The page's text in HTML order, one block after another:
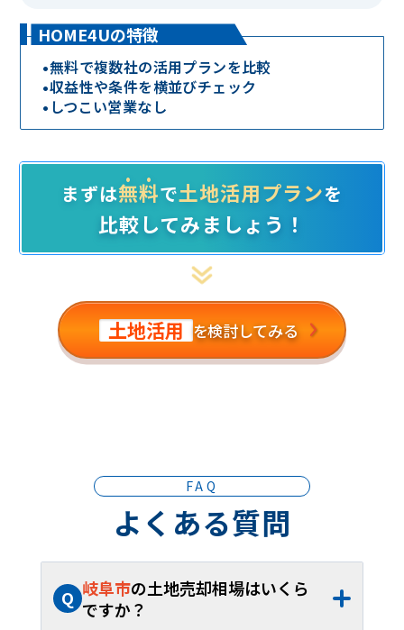
HOME4Uの特徴
•無料で複数社の活用プランを比較
•収益性や条件を横並びチェック
• しつこい営業なし
まずは無料で土地活用プランを
比較してみましょう！
土地活用 を検討してみる
FAQ
よくある質問
Q 岐阜市の土地売却相場はいくら
ですか？